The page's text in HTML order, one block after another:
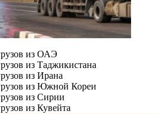
из ОАЭ
из Таджикистана
из Ирана
из Южной Кореи
из Сирии
из Кувейта